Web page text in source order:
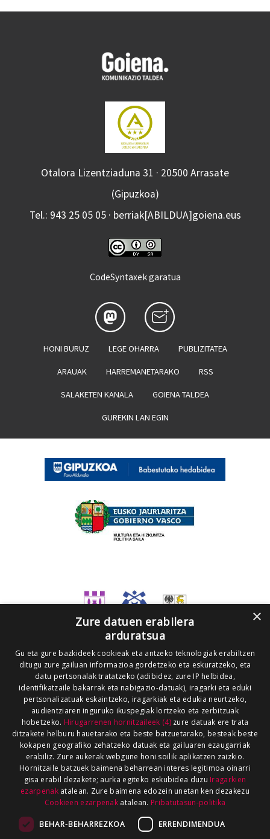
Otalora Lizentziaduna 31 · 20500 Arrasate
(Gipuzkoa)
Tel.: 943 25 05 05 · berriak[ABILDUA]goiena.eus
CodeSyntaxek garatua
HONI BURUZ LEGE OHARRA PUBLIZITATEA
ARAUAK HARREMANETARAKO RSS
SALAKETEN KANALA GOIENA TALDEA
GUREKIN LAN EGIN
×
Zure datuen erabilera
arduratsua
Gu eta gure bazkideek cookieak eta antzeko teknologiak erabiltzen
ditugu zure gailuan informazioa gordetzeko eta eskuratzeko, eta
datu pertsonalak tratatzeko (adibidez, zure IP helbidea,
identifikatzaile bakarrak eta nabigazio-datuak), iragarki eta eduki
pertsonalizatuak eskaintzeko, iragarkiak eta edukia neurtzeko,
audientziaren inguruko ikuspegiak lortzeko eta zerbitzuak
hobetzeko. Hirugarrenen hornitzaileek (4)zure datuak ere trata
ditzakete helburu hauetarako eta beste batzuetarako, besteak beste
kokapen geografiko zehatzeko datuak eta gailuaren ezaugarriak
erabiliz. Zure aukerak webgune honi soilik aplikatzen zaizkio.
Hornitzaile batzuek baimena beharrean interes legitimoa oinarri
gisa erabil dezakete; aurka egiteko eskubidea duzu Iragarkien
ezarpenakatalean. Zure baimena edozein unetan ken dezakezu
Cookieen ezarpenak atalean. Pribatutasun-politika
BEHAR-BEHARREZKOA ERRENDIMENDUA